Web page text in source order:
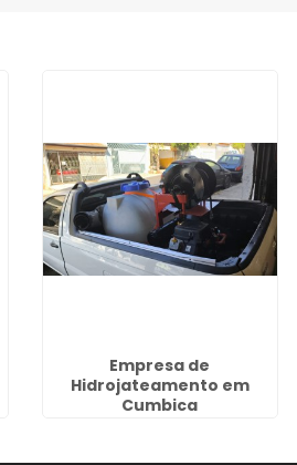
Empresa de
Hidrojateamento em
Cumbica